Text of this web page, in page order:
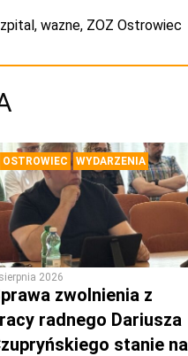
, wazne, ZOZ Ostrowiec
OSTROWIEC WYDARZENIA
2026
zwolnienia z
radnego Dariusza
stanie na